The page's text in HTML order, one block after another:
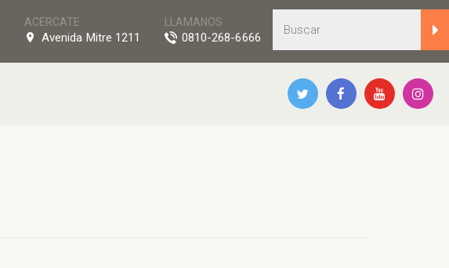
LLAMANOS
0810-268-6666
ACERCATE
Avenida Mitre 1211